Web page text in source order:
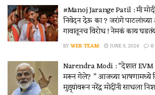
#Manoj Jarange Patil : मी
निवेदन देऊ का ? जरांगे
गावातूनच विरोध ! नेमकं काय
BYWEB TEAM JUNE 8, 2024 0
Narendra Modi : “देशात
मरून गेले? ” आजच्या भाषणामध्ये
मुद्द्यांवरून नरेंद्र मोदींनी साधला